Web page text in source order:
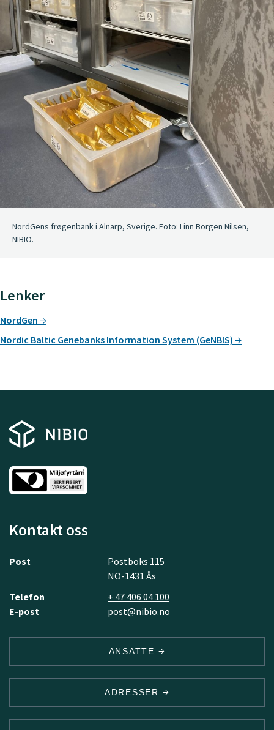
NordGens frøgenbank i Alnarp, Sverige. Foto: Linn Borgen Nilsen,
NIBIO.
Lenker
NordGen
Nordic Baltic Genebanks Information System (GeNBIS)
Kontakt oss
Post
Postboks 115
NO-1431 Ås
Telefon
+ 47 406 04 100
E-post
post@nibio.no
ANSATTE
ADRESSER